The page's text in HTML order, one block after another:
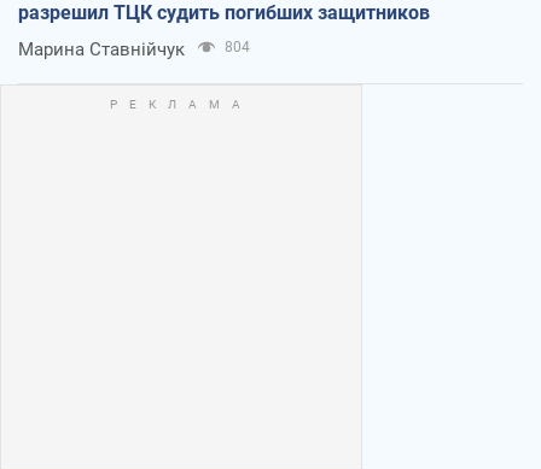
разрешил ТЦК судить погибших защитников
Марина Ставнійчук 804